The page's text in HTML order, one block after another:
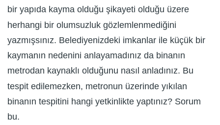
bir yapıda kayma olduğu şikayeti olduğu üzere
herhangi bir olumsuzluk gözlemlenmediğini
yazmışsınız. Belediyenizdeki imkanlar ile küçük bir
kaymanın nedenini anlayamadınız da binanın
metrodan kaynaklı olduğunu nasıl anladınız. Bu
tespit edilemezken, metronun üzerinde yıkılan
binanın tespitini hangi yetkinlikte yaptınız? Sorum
bu.